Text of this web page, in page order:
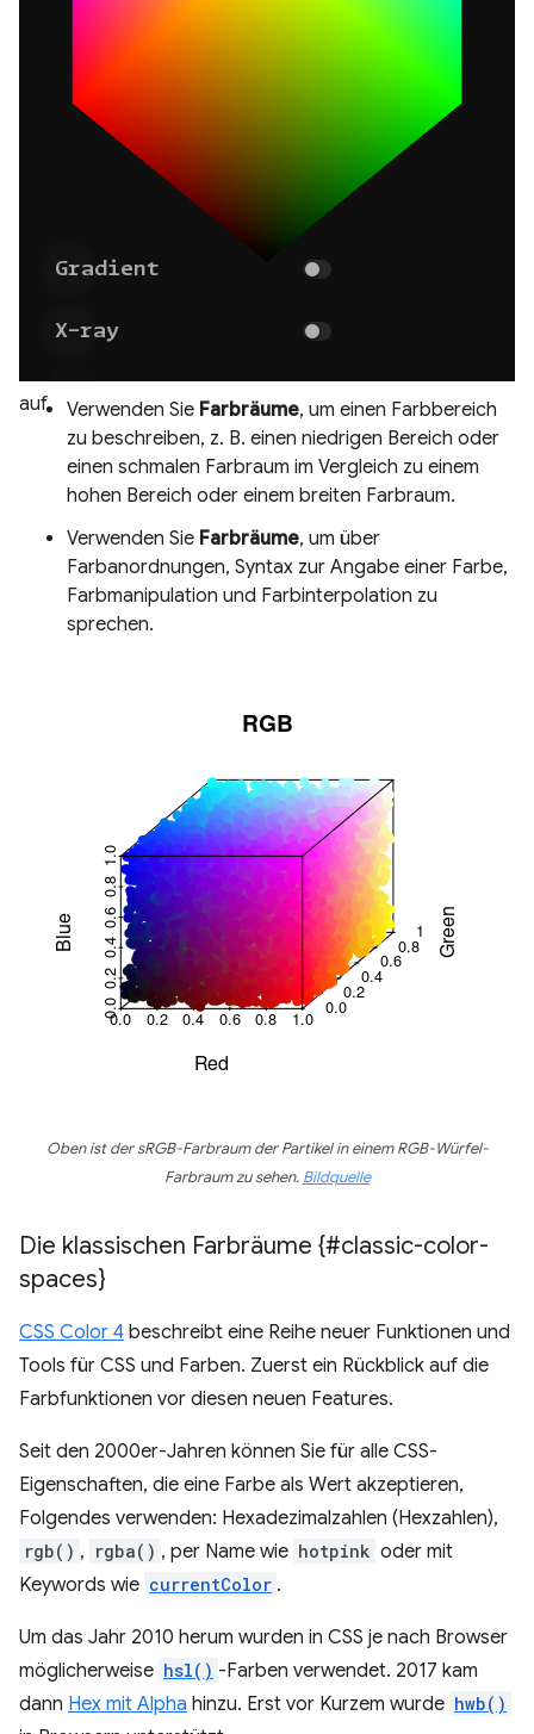
auf. Verwenden Sie Farbräume, um einen Farbbereich
zu beschreiben, z. B. einen niedrigen Bereich oder
einen schmalen Farbraum im Vergleich zu einem
hohen Bereich oder einem breiten Farbraum.
Verwenden Sie Farbräume, um über
Farbanordnungen, Syntax zur Angabe einer Farbe,
Farbmanipulation und Farbinterpolation zu
sprechen.
Oben ist der sRGB-Farbraum der Partikel in einem RGB-Würfel-
Farbraum zu sehen. Bildquelle
Die klassischen Farbräume {#classic-color-
spaces}
CSS Color 4 beschreibt eine Reihe neuer Funktionen und
Tools für CSS und Farben. Zuerst ein Rückblick auf die
Farbfunktionen vor diesen neuen Features.
Seit den 2000er-Jahren können Sie für alle CSS-
Eigenschaften, die eine Farbe als Wert akzeptieren,
Folgendes verwenden: Hexadezimalzahlen (Hexzahlen),
rgb() , rgba() , per Name wie hotpink oder mit
Keywords wie currentColor .
Um das Jahr 2010 herum wurden in CSS je nach Browser
möglicherweise hsl() -Farben verwendet. 2017 kam
dann Hex mit Alpha hinzu. Erst vor Kurzem wurde hwb()